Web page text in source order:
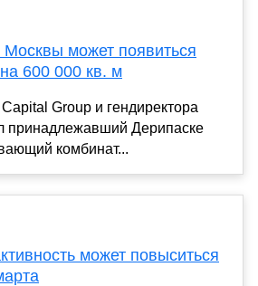
Москвы может появиться
600 000 кв. м
Group и гендиректора
принадлежавший Дерипаске
комбинат...
может повыситься